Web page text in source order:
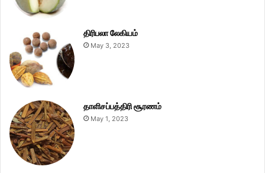
திரிபலா லேகியம்
May 3, 2023
தாளிசப்பத்திரி சூரணம்
May 1, 2023